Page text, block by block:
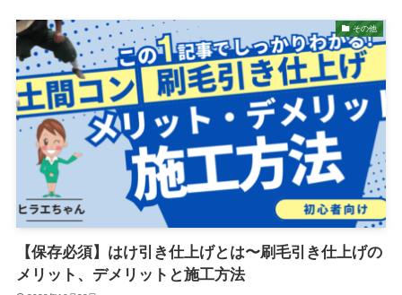
その他
【保存必須】はけ引き仕上げとは〜刷毛引き仕上げの
メリット、デメリットと施工方法